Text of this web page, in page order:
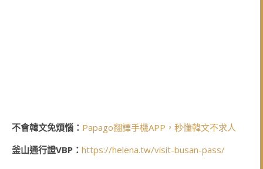
不會韓文免煩惱： Papago翻譯手機APP，秒懂韓文不求人
釜山通行證VBP： https://helena.tw/visit-busan-pass/